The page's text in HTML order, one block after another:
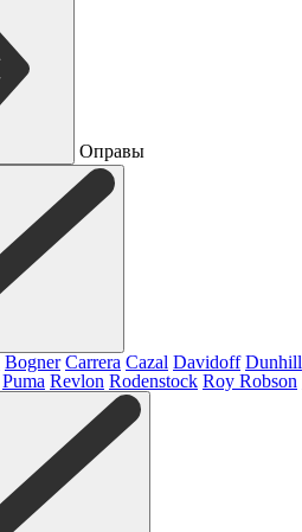
Оправы
Bogner Carrera Cazal Davidoff Dunhill
Puma Revlon Rodenstock Roy Robson